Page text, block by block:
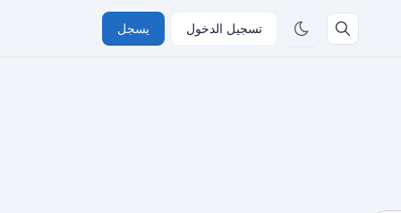
تسجيل الدخول يسجل